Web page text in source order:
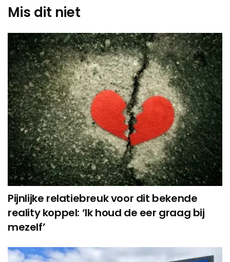
Mis dit niet
Pijnlijke relatiebreuk voor dit bekende
reality koppel: ‘Ik houd de eer graag bij
mezelf’